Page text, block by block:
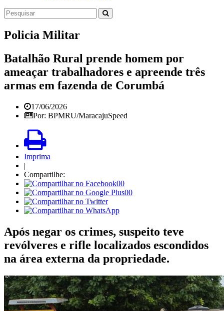
Policia Militar
Batalhão Rural prende homem por
ameaçar trabalhadores e apreende três
armas em fazenda de Corumbá
17/06/2026
Por: BPMRU/MaracajuSpeed
Imprima
|
Compartilhe:
00
00
Após negar os crimes, suspeito teve
revólveres e rifle localizados escondidos
na área externa da propriedade.